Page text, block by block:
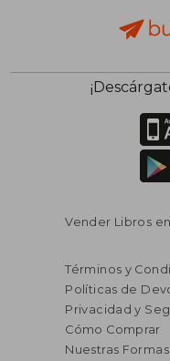
Vender Libros
Términos y
Políticas de
Privacidad y
Cómo Comprar
Nuestras